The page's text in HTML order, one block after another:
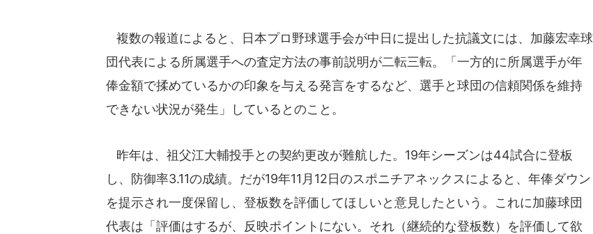
複数の報道によると、日本プロ野球選手会が中日に提出した抗議文には、加藤宏幸球
団代表による所属選手への査定方法の事前説明が二転三転。「一方的に所属選手が年
俸金額で揉めているかの印象を与える発言をするなど、選手と球団の信頼関係を維持
できない状況が発生」しているとのこと。
昨年は、祖父江大輔投手との契約更改が難航した。19年シーズンは44試合に登板
し、防御率3.11の成績。だが19年11月12日のスポニチアネックスによると、年俸ダウン
を提示され一度保留し、登板数を評価してほしいと意見したという。これに加藤球団
代表は「評価はするが、反映ポイントにない。それ（継続的な登板数）を評価して欲